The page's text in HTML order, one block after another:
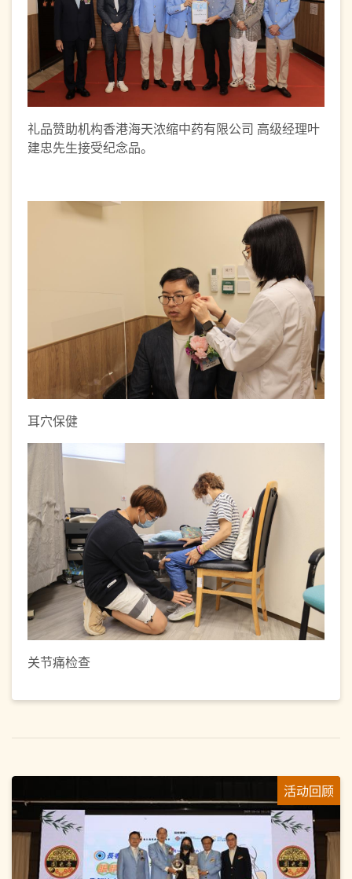
礼品赞助机构香港海天浓缩中药有限公司 高级经理叶
建忠先生接受纪念品。
耳穴保健
关节痛检查
活动回顾